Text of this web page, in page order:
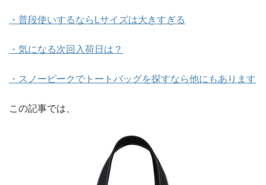
・普段使いするならLサイズは大きすぎる
・気になる次回入荷日は？
・スノーピークでトートバッグを探すなら他にもあります
この記事では、